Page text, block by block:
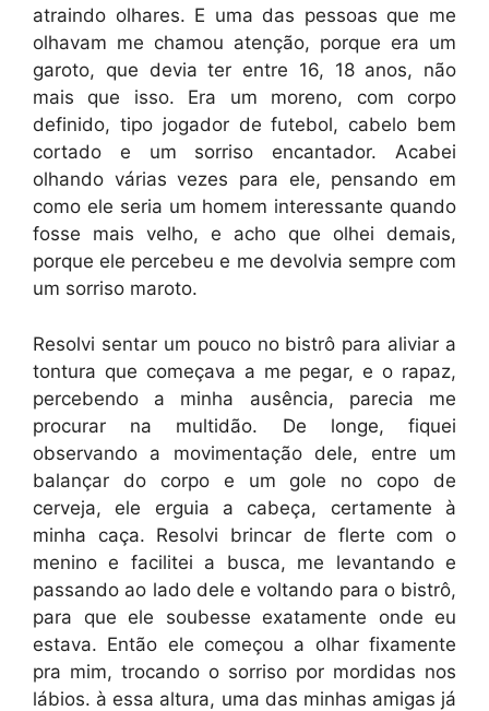
atraindo olhares. E uma das pessoas que me
olhavam me chamou atenção, porque era um
garoto, que devia ter entre 16, 18 anos, não
mais que isso. Era um moreno, com corpo
definido, tipo jogador de futebol, cabelo bem
cortado e um sorriso encantador. Acabei
olhando várias vezes para ele, pensando em
como ele seria um homem interessante quando
fosse mais velho, e acho que olhei demais,
porque ele percebeu e me devolvia sempre com
um sorriso maroto.
Resolvi sentar um pouco no bistrô para aliviar a
tontura que começava a me pegar, e o rapaz,
percebendo a minha ausência, parecia me
procurar na multidão. De longe, fiquei
observando a movimentação dele, entre um
balançar do corpo e um gole no copo de
cerveja, ele erguia a cabeça, certamente à
minha caça. Resolvi brincar de flerte com o
menino e facilitei a busca, me levantando e
passando ao lado dele e voltando para o bistrô,
para que ele soubesse exatamente onde eu
estava. Então ele começou a olhar fixamente
pra mim, trocando o sorriso por mordidas nos
lábios. à essa altura, uma das minhas amigas já